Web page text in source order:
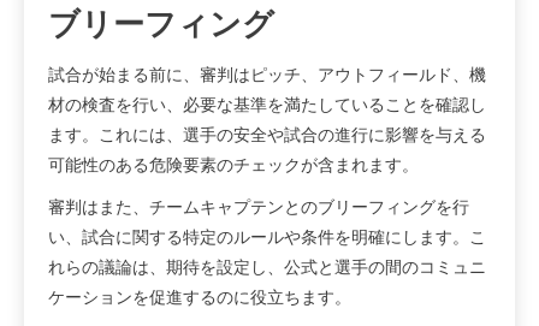
ブリーフィング
試合が始まる前に、審判はピッチ、アウトフィールド、機
材の検査を行い、必要な基準を満たしていることを確認し
ます。これには、選手の安全や試合の進行に影響を与える
可能性のある危険要素のチェックが含まれます。
審判はまた、チームキャプテンとのブリーフィングを行
い、試合に関する特定のルールや条件を明確にします。こ
れらの議論は、期待を設定し、公式と選手の間のコミュニ
ケーションを促進するのに役立ちます。